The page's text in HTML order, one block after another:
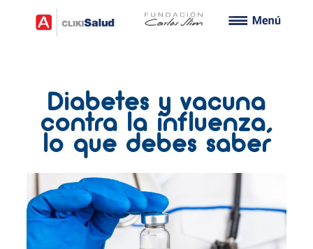
Diabetes y vacuna
contra la influenza,
lo que debes saber